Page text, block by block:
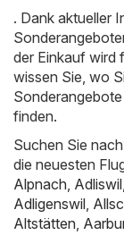
. Dank aktueller
der Einkauf wird
wissen Sie, wo
finden.
Suchen Sie
die neuesten
Alpnach, Adliswil,
Adligenswil,
Altstätten,